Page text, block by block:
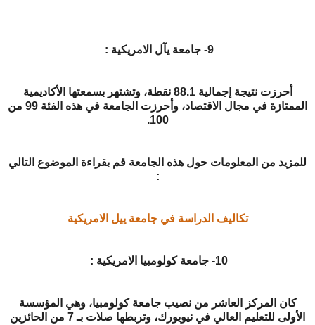
9- جامعة يآل الامريكية :
أحرزت نتيجة إجمالية 88.1 نقطة، وتشتهر بسمعتها الأكاديمية
الممتازة في مجال الاقتصاد، وأحرزت الجامعة في هذه الفئة 99 من
100.
للمزيد من المعلومات حول هذه الجامعة قم بقراءة الموضوع التالي
:
تكاليف الدراسة في جامعة ييل الامريكية
10- جامعة كولومبيا الامريكية :
كان المركز العاشر من نصيب جامعة كولومبيا، وهي المؤسسة
الأولى للتعليم العالي في نيويورك، وتربطها صلات بـ 7 من الحائزين